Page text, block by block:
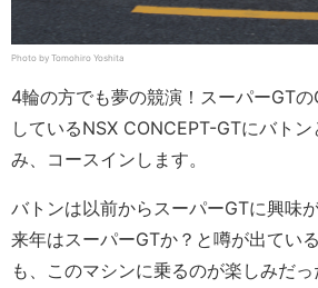
Photo by Tomohiro Yoshita
4輪の方でも夢の競演！スーパーGT
しているNSX CONCEPT-GTにバト
み、コースインします。
バトンは以前からスーパーGTに興味
来年はスーパーGTか？と噂が出てい
も、このマシンに乗るのが楽しみだ